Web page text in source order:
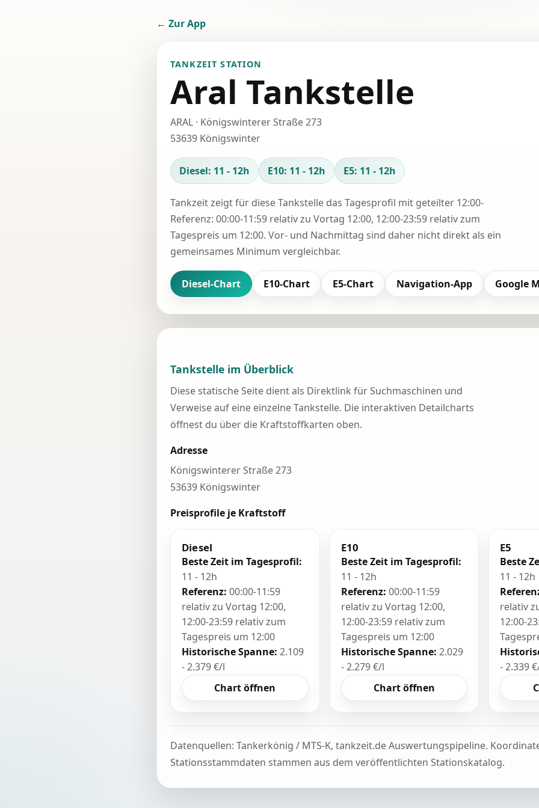
← Zur App
TANKZEIT STATION
Aral Tankstelle
ARAL · Königswinterer Straße 273
53639 Königswinter
Diesel: 11 - 12h E10: 11 - 12h E5: 11 - 12h
Tankzeit zeigt für diese Tankstelle das Tagesprofil mit geteilter 12:00-
Referenz: 00:00-11:59 relativ zu Vortag 12:00, 12:00-23:59 relativ zum
Tagespreis um 12:00. Vor- und Nachmittag sind daher nicht direkt als ein
gemeinsames Minimum vergleichbar.
Diesel-Chart E10-Chart E5-Chart Navigation-App Google
Tankstelle im Überblick
Diese statische Seite dient als Direktlink für Suchmaschinen und
Verweise auf eine einzelne Tankstelle. Die interaktiven Detailcharts
öffnest du über die Kraftstoffkarten oben.
Adresse
Königswinterer Straße 273
53639 Königswinter
Preisprofile je Kraftstoff
Diesel
Beste Zeit im Tagesprofil:
11 - 12h
Referenz: 00:00-11:59
relativ zu Vortag 12:00,
12:00-23:59 relativ zum
Tagespreis um 12:00
Historische Spanne: 2.109
- 2.379 €/l
Chart öffnen
E10
Beste Zeit im Tagesprofil:
11 - 12h
Referenz: 00:00-11:59
relativ zu Vortag 12:00,
12:00-23:59 relativ zum
Tagespreis um 12:00
Historische Spanne: 2.029
- 2.279 €/l
Chart öffnen
E5
Beste
11 - 12h
relativ
12:00-
- 2.339
Datenquellen: Tankerkönig / MTS-K, tankzeit.de Auswertungspipeline.
Stationsstammdaten stammen aus dem veröffentlichten Stationskatalog.